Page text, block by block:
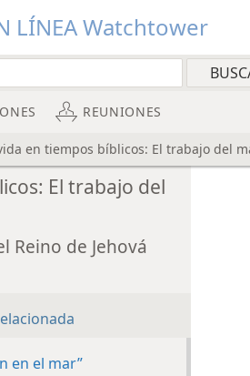
LÍNEA Watchtower
REUNIONES
en tiempos bíblicos: El trabajo del
El trabajo del
de Jehová